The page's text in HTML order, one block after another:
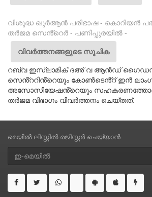
വിശുദ്ധ ഖുർആൻ പരിഭാഷ - കൊറിയൻ
തർജമ സെൻ്റെർ - പണിപ്പുരയിൽ -
വിവർത്തനങ്ങളുടെ സൂചിക
റബ്‌വ ഇസ്‌ലാമിക് ദഅ് വ ആൻഡ്
സെൻ്ററിൻ്റെയും കോൺടെൻ്റ് ഇൻ
അസോസിയേഷൻ്റെയും
തർജമ വിഭാഗം വിവർത്തനം ചെയ്തത്.
മെയിൽ ലിസ്റ്റിൽ രജിസ്റ്റർ ചെയ്യാൻ